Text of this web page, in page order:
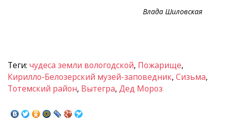
Влада Шиловская
Теги: чудеса земли вологодской, Пожарище,
Кирилло-Белозерский музей-заповедник, Сизьма,
Тотемский район, Вытегра, Дед Мороз